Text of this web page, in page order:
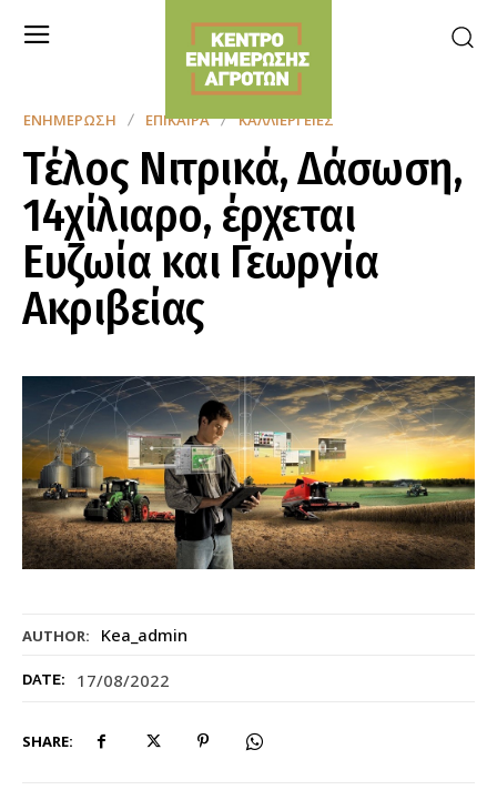
AUTHOR: Kea_admin
DATE: 17/08/2022
SHARE:
ΕΝΗΜΈΡΩΣΗ ΕΠΊΚΑΙΡΑ ΚΑΛΛΙΈΡΓΕΙΕΣ
Τέλος Νιτρικά, Δάσωση,
14χίλιαρο, έρχεται
Ευζωία και Γεωργία
Ακριβείας